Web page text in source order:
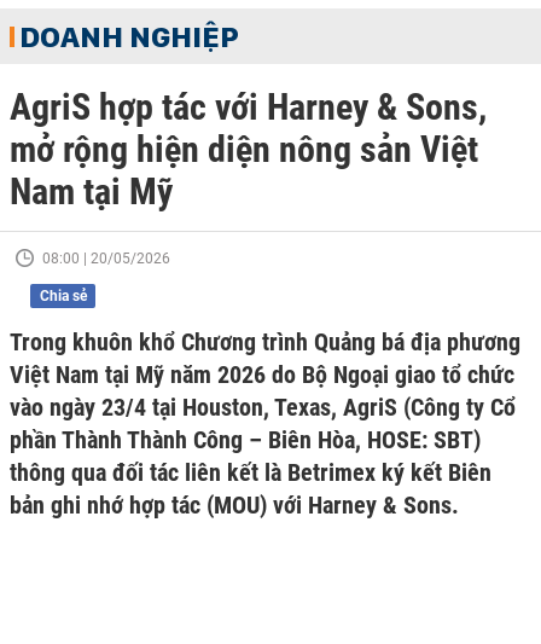
DOANH NGHIỆP
AgriS hợp tác với Harney & Sons,
mở rộng hiện diện nông sản Việt
Nam tại Mỹ
08:00 | 20/05/2026
Chia sẻ
Trong khuôn khổ Chương trình Quảng bá địa phương
Việt Nam tại Mỹ năm 2026 do Bộ Ngoại giao tổ chức
vào ngày 23/4 tại Houston, Texas, AgriS (Công ty Cổ
phần Thành Thành Công – Biên Hòa, HOSE: SBT)
thông qua đối tác liên kết là Betrimex ký kết Biên
bản ghi nhớ hợp tác (MOU) với Harney & Sons.